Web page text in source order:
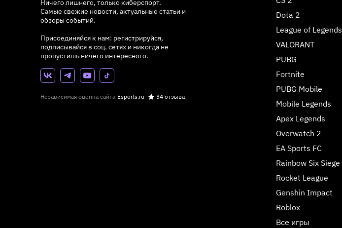
Ничего лишнего, только киберспорт.
Самые свежие новости, актуальные статьи и
обзоры событий.
Присоединяйся к нам: регистрируйся,
подписывайся в соц. сетях и никогда не
пропустишь ничего интересного.
Независимая оценка сайта Esports.ru 34 отзыва
Dota 2
League of Legends
VALORANT
PUBG
Fortnite
PUBG Mobile
Mobile Legends
Apex Legends
Overwatch 2
EA Sports FC
Rainbow Six Siege
Rocket League
Genshin Impact
Roblox
Все игры